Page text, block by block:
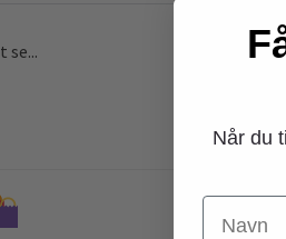
se...
Ops, vi har
Når du
Navn